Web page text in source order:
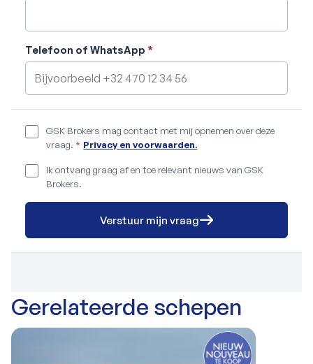
Telefoon of WhatsApp *
GSK Brokers mag contact met mij opnemen over deze
vraag.* Privacy en voorwaarden.
Ik ontvang graag af en toe relevant nieuws van GSK
Brokers.
Verstuur mijn vraag
Gerelateerde schepen